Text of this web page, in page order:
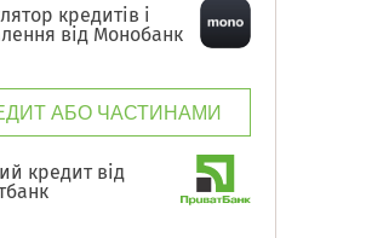
кредитів і
від Монобанк
АБО ЧАСТИНАМИ
кредит від